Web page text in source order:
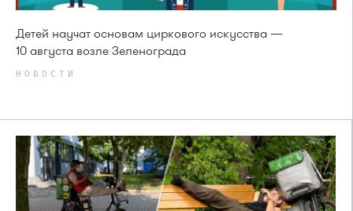
Детей научат основам циркового искусства —
10 августа возле Зеленограда
НОВОСТИ